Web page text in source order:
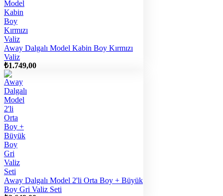
Away Dalgalı Model Kabin Boy Kırmızı
Valiz
₺1.749,00
Away Dalgalı Model 2'li Orta Boy + Büyük
Boy Gri Valiz Seti